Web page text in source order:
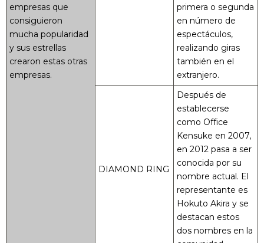
empresas que
consiguieron
mucha popularidad
y sus estrellas
crearon estas otras
empresas.
primera o segunda
en número de
espectáculos,
realizando giras
también en el
extranjero.
DIAMOND RING
Después de
establecerse
como Office
Kensuke en 2007,
en 2012 pasa a ser
conocida por su
nombre actual. El
representante es
Hokuto Akira y se
destacan estos
dos nombres en la